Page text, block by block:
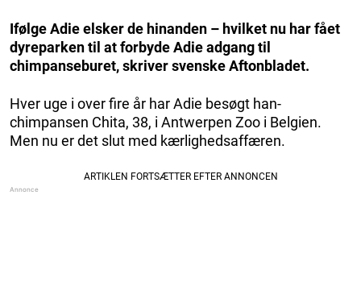
Ifølge Adie elsker de hinanden – hvilket nu har fået
dyreparken til at forbyde Adie adgang til
chimpanseburet, skriver svenske Aftonbladet.
Hver uge i over fire år har Adie besøgt han-
chimpansen Chita, 38, i Antwerpen Zoo i Belgien.
Men nu er det slut med kærlighedsaffæren.